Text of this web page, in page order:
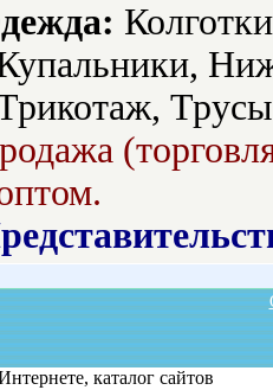
каталог сайтов